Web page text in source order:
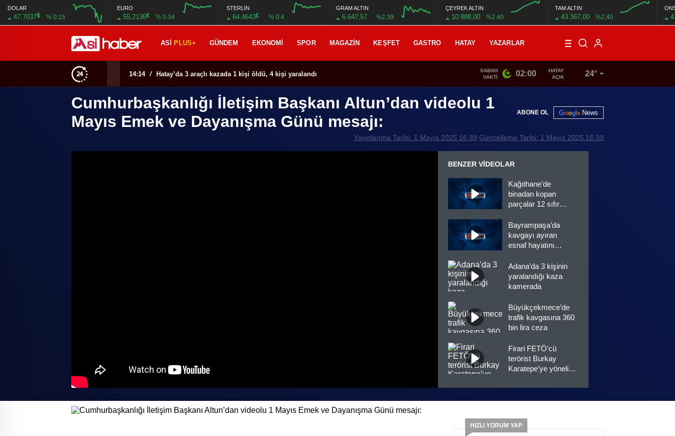
DOLAR
47,7037$ % 0.15
EURO
55,2136€ % 0.34
STERLİN
64,4643£ % 0.4
GRAM ALTIN
6.647,57 %2,39
ÇEYREK ALTIN
10.888,00 %2,40
TAM ALTIN
43.367,00 %2,40
ASİ PLUS+ GÜNDEM EKONOMI SPOR MAGAZIN KEŞFET GASTRO HATAY YAZARLAR
14:14 / Hatay’da 3 araçlı kazada 1 kişi öldü, 4 kişi yaralandı 17:28 / Adana’da 3 kişinin yaralandığı kaza kamerada
SABAH
VAKTI
02:00
HATAY
AÇIK
24°
Cumhurbaşkanlığı İletişim Başkanı Altun’dan videolu 1
Mayıs Emek ve Dayanışma Günü mesajı:
ABONE OL News
Yayınlanma Tarihi: 1 Mayıs 2025 16:39 Güncelleme Tarihi: 1 Mayıs 2025 16:39
BENZER VIDEOLAR
Kağıthane’de
binadan kopan
parçalar 12 sıfır
düştü!
Bayrampaşa’da
kavgayı ayıran
esnaf hayatını
Adana’da 3 kişinin
yaralandığı kaza
kamerada
Büyükçekmece’de
trafik kavgasına 360
bin lira ceza
Firari FETÖ’cü
terörist Burkay
Karatepe’ye yönelik
detayları
Marmara Adası
yangınına müdahale
HIZLI YORUM YAP